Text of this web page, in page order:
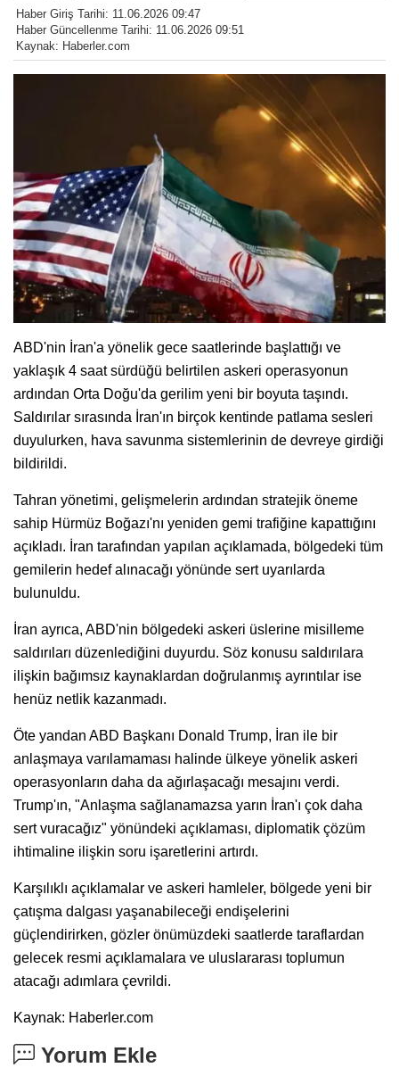
Haber Giriş Tarihi: 11.06.2026 09:47
Haber Güncellenme Tarihi: 11.06.2026 09:51
Kaynak: Haberler.com
ABD'nin İran'a yönelik gece saatlerinde başlattığı ve
yaklaşık 4 saat sürdüğü belirtilen askeri operasyonun
ardından Orta Doğu'da gerilim yeni bir boyuta taşındı.
Saldırılar sırasında İran'ın birçok kentinde patlama sesleri
duyulurken, hava savunma sistemlerinin de devreye girdiği
bildirildi.
Tahran yönetimi, gelişmelerin ardından stratejik öneme
sahip Hürmüz Boğazı'nı yeniden gemi trafiğine kapattığını
açıkladı. İran tarafından yapılan açıklamada, bölgedeki tüm
gemilerin hedef alınacağı yönünde sert uyarılarda
bulunuldu.
İran ayrıca, ABD'nin bölgedeki askeri üslerine misilleme
saldırıları düzenlediğini duyurdu. Söz konusu saldırılara
ilişkin bağımsız kaynaklardan doğrulanmış ayrıntılar ise
henüz netlik kazanmadı.
Öte yandan ABD Başkanı Donald Trump, İran ile bir
anlaşmaya varılamaması halinde ülkeye yönelik askeri
operasyonların daha da ağırlaşacağı mesajını verdi.
Trump'ın, "Anlaşma sağlanamazsa yarın İran'ı çok daha
sert vuracağız" yönündeki açıklaması, diplomatik çözüm
ihtimaline ilişkin soru işaretlerini artırdı.
Karşılıklı açıklamalar ve askeri hamleler, bölgede yeni bir
çatışma dalgası yaşanabileceği endişelerini
güçlendirirken, gözler önümüzdeki saatlerde taraflardan
gelecek resmi açıklamalara ve uluslararası toplumun
atacağı adımlara çevrildi.
Kaynak: Haberler.com
Yorum Ekle